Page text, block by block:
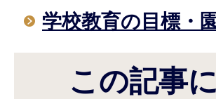
学校教育の目標・
この記事